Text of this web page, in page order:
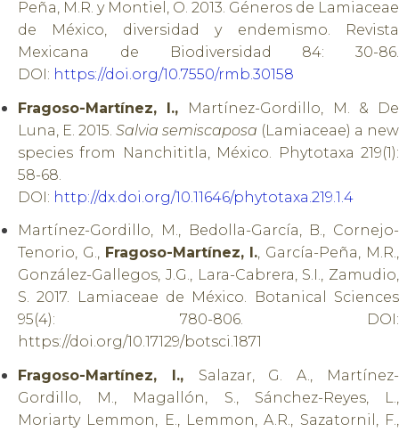
Peña, M.R. y Montiel, O. 2013. Géneros de Lamiaceae
de México, diversidad y endemismo. Revista
Mexicana de Biodiversidad 84: 30-86.
DOI: https://doi.org/10.7550/rmb.30158
Fragoso-Martínez, I., Martínez-Gordillo, M. & De
Luna, E. 2015. Salvia semiscaposa (Lamiaceae) a new
species from Nanchititla, México. Phytotaxa 219(1):
58-68.
DOI: http://dx.doi.org/10.11646/phytotaxa.219.1.4
Martínez-Gordillo, M., Bedolla-García, B., Cornejo-
Tenorio, G., Fragoso-Martínez, I., García-Peña, M.R.,
González-Gallegos, J.G., Lara-Cabrera, S.I., Zamudio,
S. 2017. Lamiaceae de México. Botanical Sciences
95(4): 780-806. DOI:
https://doi.org/10.17129/botsci.1871
Fragoso-Martínez, I., Salazar, G. A., Martínez-
Gordillo, M., Magallón, S., Sánchez-Reyes, L.,
Moriarty Lemmon, E., Lemmon, A.R., Sazatornil, F.,